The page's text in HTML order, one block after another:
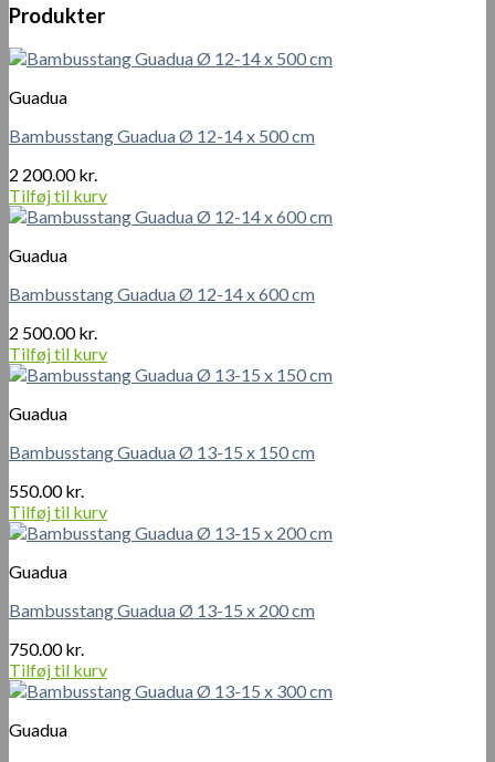
Produkter
Guadua
Bambusstang Guadua Ø 12-14 x 500 cm
2 200.00kr.
Tilføj til kurv
Guadua
Bambusstang Guadua Ø 12-14 x 600 cm
2 500.00kr.
Tilføj til kurv
Guadua
Bambusstang Guadua Ø 13-15 x 150 cm
550.00kr.
Tilføj til kurv
Guadua
Bambusstang Guadua Ø 13-15 x 200 cm
750.00kr.
Tilføj til kurv
Guadua